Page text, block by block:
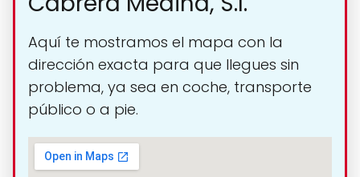
Aquí te mostramos el mapa con la
dirección exacta para que llegues sin
problema, ya sea en coche, transporte
público o a pie.